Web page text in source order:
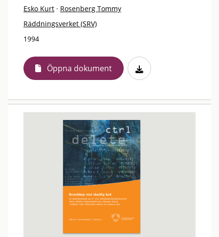
Esko Kurt · Rosenberg Tommy
Räddningsverket (SRV)
1994
Öppna dokument